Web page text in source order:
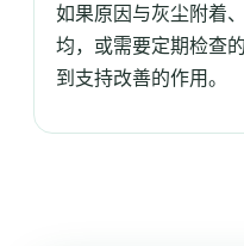
如果原因与灰尘附着
均，或需要定期检查
到支持改善的作用。